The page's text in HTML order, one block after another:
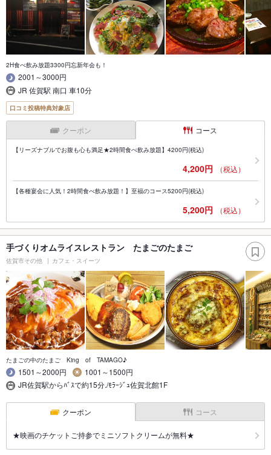
2H食べ飲み放題3300円忘新年会も！
2001～3000円
JR 佐賀駅 南口 車10分
口コミ投稿特典対象店
クーポン コース
【リーズナブルでお腹も心も満足★2時間食べ飲み放題】4200円(税込)
4,200円 （税込）
【各種宴会に人気！2時間食べ飲み放題！】至福のコース5200円(税込)
5,200円 （税込）
手づくりオムライスレストラン たまごのたまご
佐賀市その他 カフェ・スイーツ
たまごの中のたまご King of TAMAGO♪
1501～2000円
1001～1500円
JR佐賀駅からﾊﾞｽで約15分./ﾓﾗｰｼﾞｭ佐賀北館1F
クーポン コース
★映画のチケットご持参でミニソフトクリームが無料★